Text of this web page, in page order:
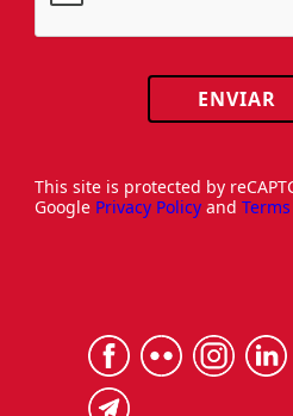
ENVIAR
This site is protected by
Google Privacy Policy and